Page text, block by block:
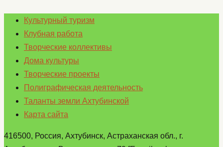
Культурный туризм
Клубная работа
Творческие коллективы
Дома культуры
Творческие проекты
Полиграфическая деятельность
Таланты земли Ахтубинской
Карта сайта
416500, Россия, Ахтубинск, Астраханская обл., г.